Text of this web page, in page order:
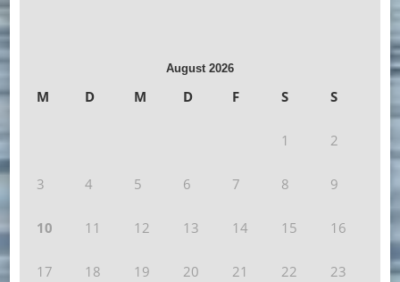
August 2026
M D M D F S S
1 2
3 4 5 6 7 8 9
10 11 12 13 14 15 16
17 18 19 20 21 22 23